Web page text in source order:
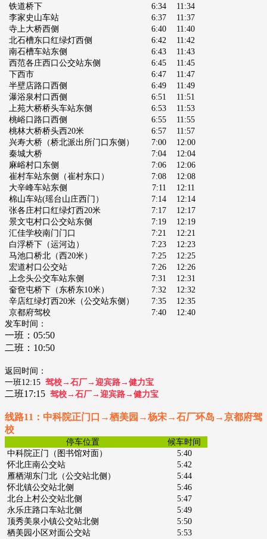
铁道桥下
6:34
11:34
李家史山车站
6:37
11:37
寺上大桥西侧
6:40
11:40
北石槽东口红绿灯西侧
6:42
11:42
南石槽车站东侧
6:43
11:43
西范各庄西口公交站东侧
6:45
11:45
下西市
6:47
11:47
半壁店路口西侧
6:49
11:49
瀑浴泉村口西侧
6:51
11:51
上苑大桥桥头车站东侧
6:53
11:53
桃峪口路口西侧
6:55
11:55
桃林大桥桥头西20米
6:57
11:57
兴寿大桥（桥北派出所门口东侧）
7:00
12:00
秦城大桥
7:04
12:04
麻峪村口东侧
7:06
12:06
崔村车站东侧（崔村东口）
7:08
12:08
大辛峰车站东侧
7:11
12:11
棉山车站(瑶台山庄西门）
7:14
12:14
张各庄村口红绿灯西20米
7:17
12:17
景文屯村口公交站东侧
7:19
12:19
汇佳学校南门门口
7:21
12:21
白浮桥下（运河边）
7:23
12:23
马池口桥北（西20米）
7:25
12:25
宏道村口公交站
7:26
12:26
上念头公交车站东侧
7:31
12:31
奤夿屯桥下（东桥东10米）
7:32
12:32
辛店红绿灯西20米（公交站东侧）
7:35
12:35
京都府驾校
7:40
12:40
发车时间：
一班： 05:50
二班： 10:50
返回时间：
一班12:15 驾校→石厂→迎宾路→健力宝
二班17:15 驾校→石厂→迎宾路→健力宝
线路11：中科院正门口→栖美园→杨宋→石厂环岛→京都府驾
校
停车位置
候车时间
中科院正门（图书馆对面）
5:40
怀北庄南公交站
5:42
雁栖湖东门北（公交站北侧）
5:44
怀北镇公交站北侧
5:46
北台上村公交站北侧
5:47
永乐庄路口车站北侧
5:49
顶秀美泉小镇公交站北侧
5:50
栖美园小区对面公交站
5:53